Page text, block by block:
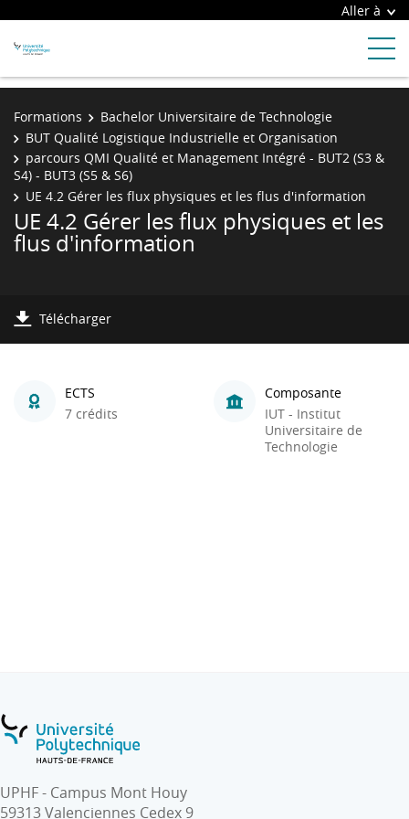
Aller à
Formations
Bachelor Universitaire de Technologie
BUT Qualité Logistique Industrielle et Organisation
parcours QMI Qualité et Management Intégré - BUT2 (S3 &
S4) - BUT3 (S5 & S6)
UE 4.2 Gérer les flux physiques et les flus d'information
UE 4.2 Gérer les flux physiques et les
flus d'information
Télécharger
ECTS
7 crédits
Composante
IUT - Institut
Universitaire de
Technologie
UPHF - Campus Mont Houy
59313 Valenciennes Cedex 9